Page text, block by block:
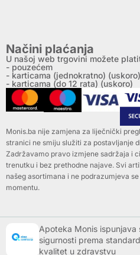
Načini plaćanja
U našoj web trgovini možete
- pouzećem
- karticama (jednokratno) (uskoro)
- karticama (do 12 rata) (uskoro)
Monis.ba nije zamjena za liječnički
stranici ne smiju služiti za postavljanje
Zadržavamo pravo izmjene sadržaja i
trenutku i bez prethodne najave. Svi
našeg asortimana i ne podrazumjeva
momentu.
Apoteka Monis ispunjava
sigurnosti prema
kvalitet u zdravstvu